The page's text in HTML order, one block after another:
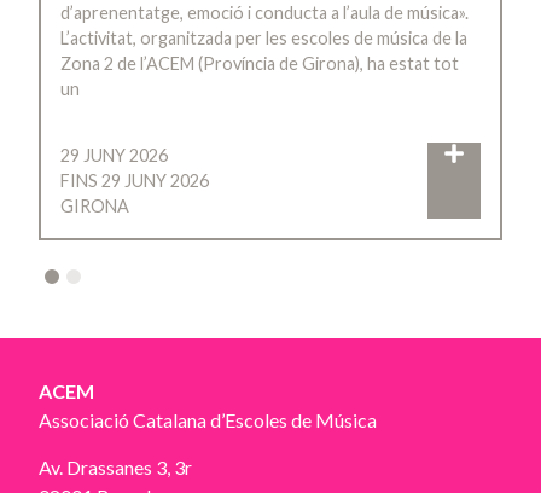
d’aprenentatge, emoció i conducta a l’aula de música».
L’activitat, organitzada per les escoles de música de la
Zona 2 de l’ACEM (Província de Girona), ha estat tot
un
29 JUNY 2026
FINS 29 JUNY 2026
GIRONA
ACEM
Associació Catalana d’Escoles de Música
Av. Drassanes 3, 3r